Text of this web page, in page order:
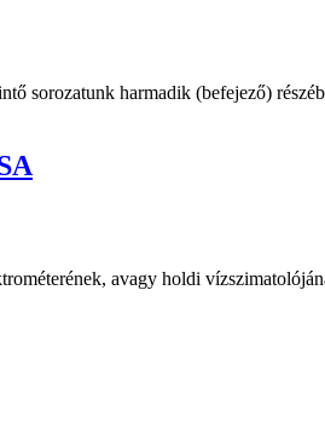
sorozatunk harmadik (befejező)
avagy holdi